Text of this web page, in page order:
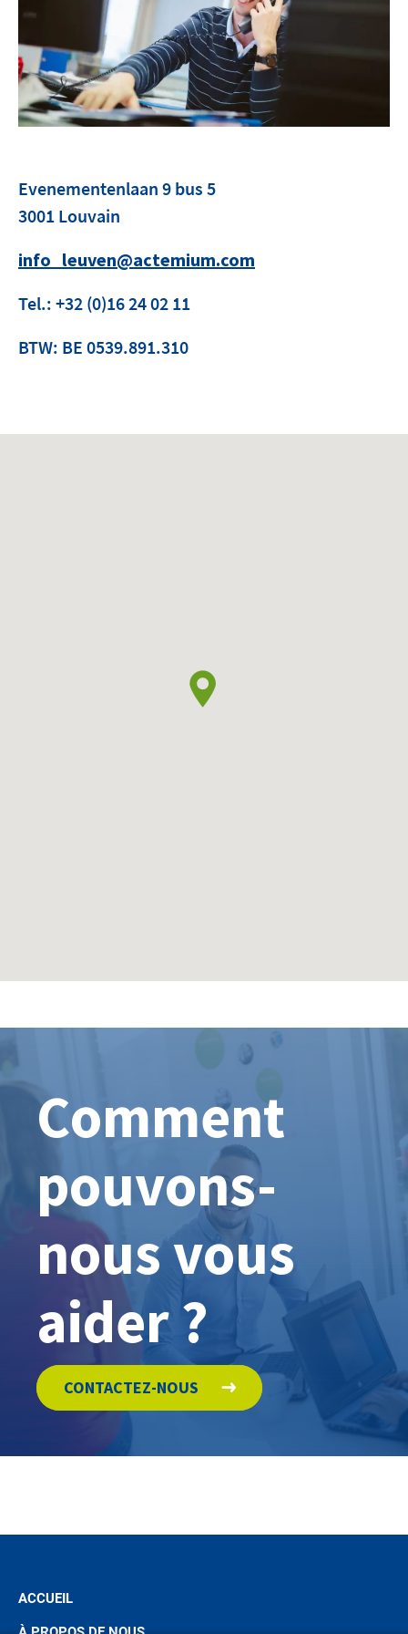
Contact
facebooklinkedinyoutube
Evenementenlaan 9 bus 5
3001 Louvain
info_leuven@actemium.com
Tel.: +32 (0)16 24 02 11
BTW: BE 0539.891.310
Comment
pouvons-
nous vous
aider ?
CONTACTEZ-NOUS
ACCUEIL